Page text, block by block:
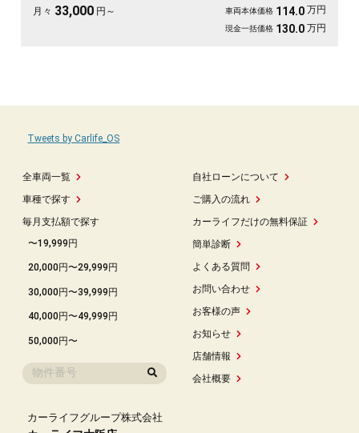
月々 33,000 円～ 車両本体価格 114.0 万円
現金一括価格 130.0 万円
全車両一覧
車種で探す
毎月支払額で探す
〜19,999円
20,000円〜29,999円
30,000円〜39,999円
40,000円〜49,999円
50,000円〜
自社ローンについて
ご購入の流れ
カーライフだけの無料保証
簡単診断
よくある質問
お問い合わせ
お客様の声
お知らせ
店舗情報
会社概要
Tweets by Carlife_OS
カーライフグループ株式会社